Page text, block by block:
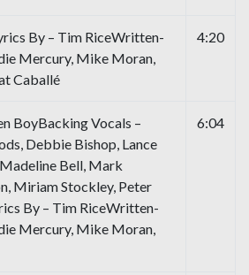
By – Tim RiceWritten-
Mercury, Mike Moran,
Caballé
4:20
BoyBacking Vocals –
Debbie Bishop, Lance
Bell, Mark
Miriam Stockley, Peter
By – Tim RiceWritten-
Mercury, Mike Moran,
6:04